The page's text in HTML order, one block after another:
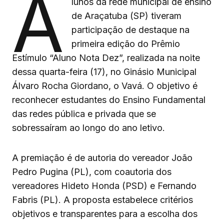
A
de Araçatuba (SP) tiveram
participação de destaque na
primeira edição do Prêmio
Estímulo “Aluno Nota Dez”, realizada na noite
dessa quarta-feira (17), no Ginásio Municipal
Álvaro Rocha Giordano, o Vavá. O objetivo é
reconhecer estudantes do Ensino Fundamental
das redes pública e privada que se
sobressaíram ao longo do ano letivo.
A premiação é de autoria do vereador João
Pedro Pugina (PL), com coautoria dos
vereadores Hideto Honda (PSD) e Fernando
Fabris (PL). A proposta estabelece critérios
objetivos e transparentes para a escolha dos